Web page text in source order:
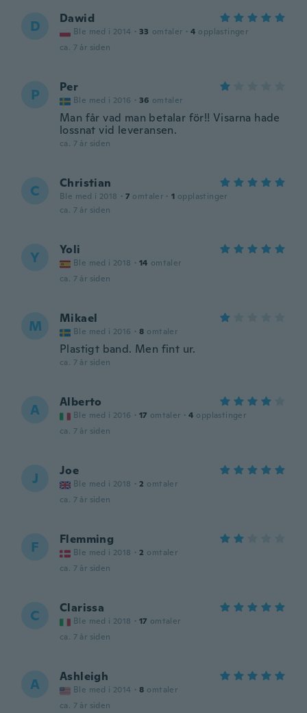
D Dawid
Ble med i 2014 · 33 omtaler · 4 opplastinger
ca. 7 år siden
P Per
Ble med i 2016 · 36 omtaler
Man får vad man betalar för!! Visarna hade
lossnat vid leveransen.
ca. 7 år siden
C Christian
Ble med i 2018 · 7 omtaler · 1 opplastinger
ca. 7 år siden
Y Yoli
Ble med i 2018 · 14 omtaler
ca. 7 år siden
M Mikael
Ble med i 2016 · 8 omtaler
Plastigt band. Men fint ur.
ca. 7 år siden
A Alberto
Ble med i 2016 · 17 omtaler · 4 opplastinger
ca. 7 år siden
J Joe
Ble med i 2018 · 2 omtaler
ca. 7 år siden
F Flemming
Ble med i 2018 · 2 omtaler
ca. 7 år siden
C Clarissa
Ble med i 2018 · 17 omtaler
ca. 7 år siden
A Ashleigh
Ble med i 2014 · 8 omtaler
ca. 7 år siden